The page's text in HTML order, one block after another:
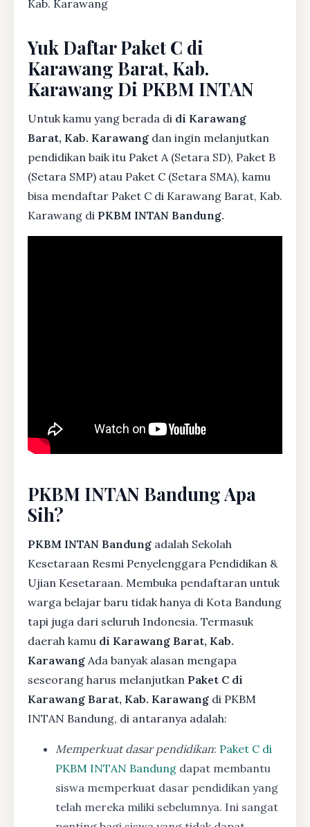
Kab. Karawang
Yuk Daftar Paket C di
Karawang Barat, Kab.
Karawang Di PKBM INTAN
Untuk kamu yang berada di di Karawang
Barat, Kab. Karawang dan ingin melanjutkan
pendidikan baik itu Paket A (Setara SD), Paket B
(Setara SMP) atau Paket C (Setara SMA), kamu
bisa mendaftar Paket C di Karawang Barat, Kab.
Karawang di PKBM INTAN Bandung.
PKBM INTAN Bandung Apa
Sih?
PKBM INTAN Bandung adalah Sekolah
Kesetaraan Resmi Penyelenggara Pendidikan &
Ujian Kesetaraan. Membuka pendaftaran untuk
warga belajar baru tidak hanya di Kota Bandung
tapi juga dari seluruh Indonesia. Termasuk
daerah kamu di Karawang Barat, Kab.
Karawang Ada banyak alasan mengapa
seseorang harus melanjutkan Paket C di
Karawang Barat, Kab. Karawang di PKBM
INTAN Bandung, di antaranya adalah:
Memperkuat dasar pendidikan: Paket C di
PKBM INTAN Bandung dapat membantu
siswa memperkuat dasar pendidikan yang
telah mereka miliki sebelumnya. Ini sangat